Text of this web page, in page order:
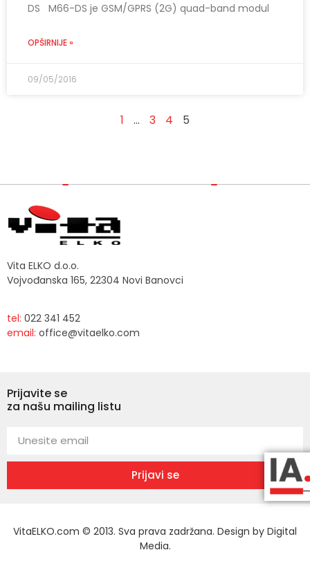
DS M66-DS je GSM/GPRS (2G) quad-band modul
OPŠIRNIJE »
09/05/2016
1 … 3 4 5
Vita ELKO d.o.o.
Vojvođanska 165, 22304 Novi Banovci
tel: 022 341 452
email: office@vitaelko.com
Prijavite se
za našu mailing listu
Prijavi se
VitaELKO.com © 2013. Sva prava zadržana. Design by Digital
Media.